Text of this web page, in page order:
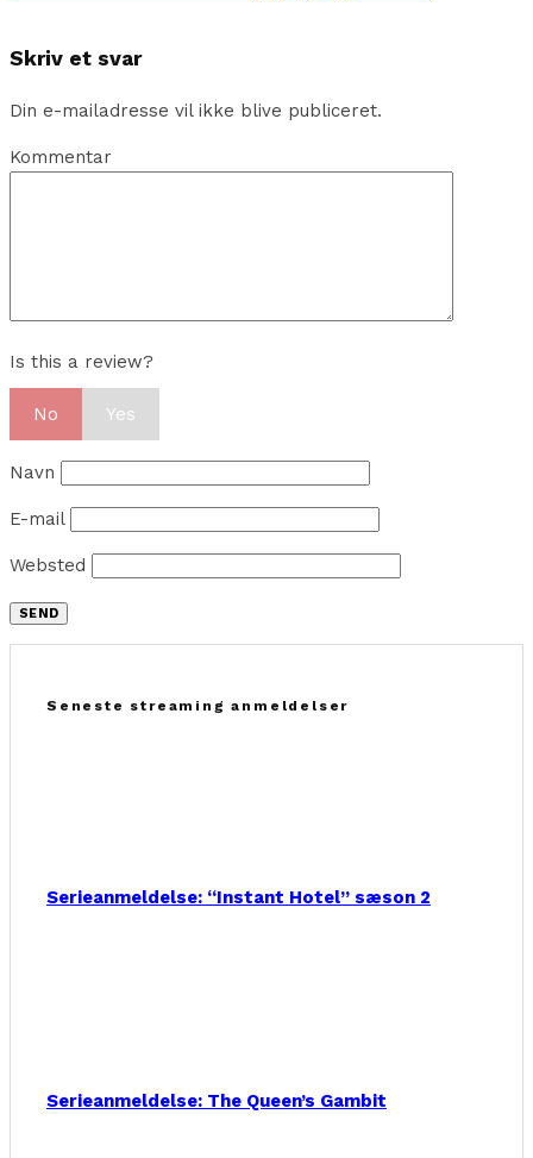
Skriv et svar
Din e-mailadresse vil ikke blive publiceret.
Kommentar
Is this a review?
No Yes
Navn
E-mail
Websted
Seneste streaming anmeldelser
Serieanmeldelse: “Instant Hotel” sæson 2
Serieanmeldelse: The Queen’s Gambit